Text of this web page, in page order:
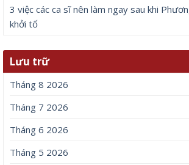
3 việc các ca sĩ nên làm ngay sau khi
khởi tố
Lưu trữ
Tháng 8 2026
Tháng 7 2026
Tháng 6 2026
Tháng 5 2026